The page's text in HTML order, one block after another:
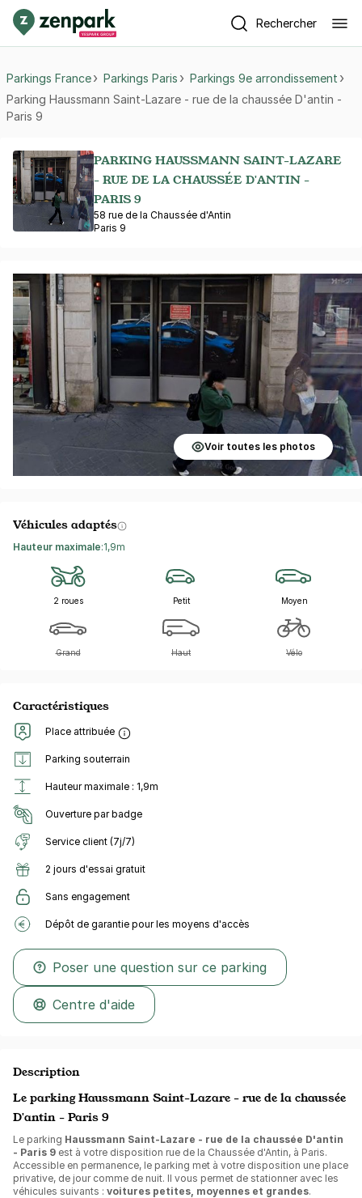
Rechercher
Parkings France Parkings Paris
Parkings 9e arrondissement
Parking Haussmann Saint-Lazare - rue de la chaussée D'antin -
Paris 9
PARKING HAUSSMANN SAINT-LAZARE
- RUE DE LA CHAUSSÉE D'ANTIN -
PARIS 9
58 rue de la Chaussée d'Antin
Paris 9
Voir toutes les photos
Véhicules adaptés
Hauteur maximale:1,9m
2 roues Petit Moyen
Grand Haut Vélo
Caractéristiques
Place attribuée
Parking souterrain
Hauteur maximale : 1,9m
Ouverture par badge
Service client (7j/7)
2 jours d'essai gratuit
Sans engagement
Dépôt de garantie pour les moyens d'accès
Poser une question sur ce parking
Centre d'aide
Description
Le parking Haussmann Saint-Lazare - rue de la chaussée
D'antin - Paris 9
Le parking Haussmann Saint-Lazare - rue de la chaussée D'antin
- Paris 9 est à votre disposition rue de la Chaussée d'Antin, à Paris.
Accessible en permanence, le parking met à votre disposition une place
privative, de jour comme de nuit. Il vous permet de stationner avec les
véhicules suivants : voitures petites, moyennes et grandes.